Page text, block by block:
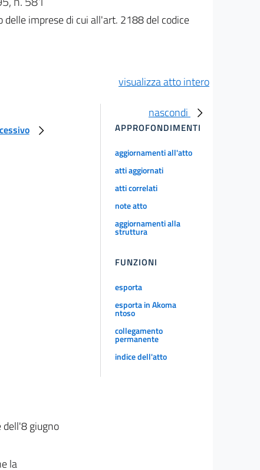
imprese di cui all'art. 2188 del codice
visualizza atto intero
dell'8 giugno
la
nascondi
APPROFONDIMENTI
aggiornamenti all'atto
atti aggiornati
atti correlati
note atto
aggiornamenti alla
struttura
FUNZIONI
esporta
esporta in Akoma
ntoso
collegamento
permanente
indice dell'atto